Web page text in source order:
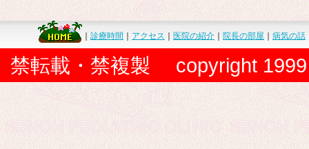
診療時間 アクセス 医院の紹介 院長の部屋 病気の話
禁転載・禁複製 copyright 1999